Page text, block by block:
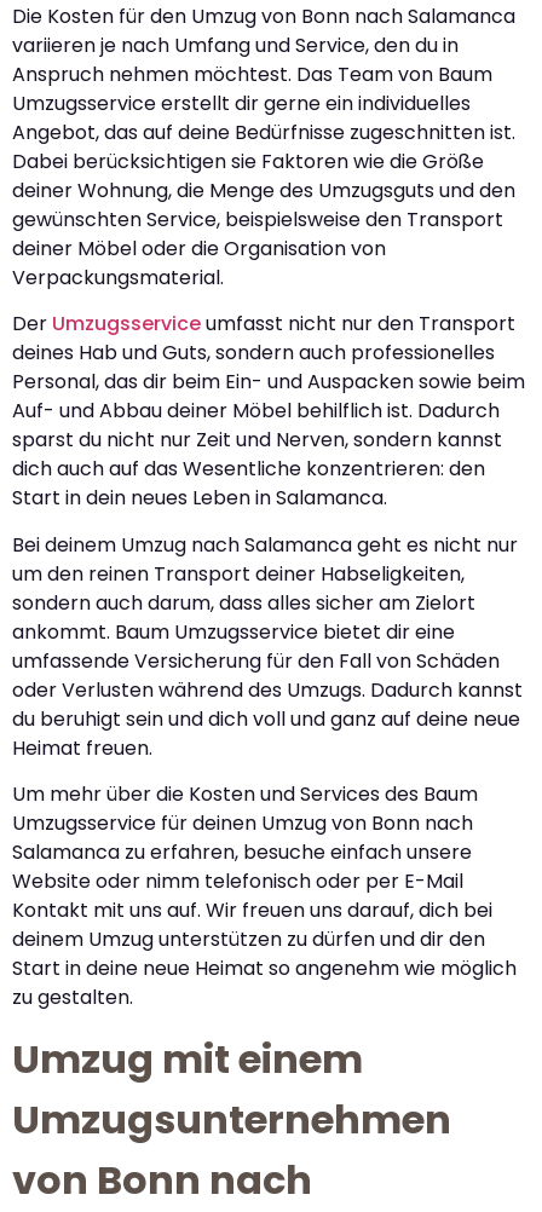
Die Kosten für den Umzug von Bonn nach Salamanca
variieren je nach Umfang und Service, den du in
Anspruch nehmen möchtest. Das Team von Baum
Umzugsservice erstellt dir gerne ein individuelles
Angebot, das auf deine Bedürfnisse zugeschnitten ist.
Dabei berücksichtigen sie Faktoren wie die Größe
deiner Wohnung, die Menge des Umzugsguts und den
gewünschten Service, beispielsweise den Transport
deiner Möbel oder die Organisation von
Verpackungsmaterial.
Der Umzugsserviceumfasst nicht nur den Transport
deines Hab und Guts, sondern auch professionelles
Personal, das dir beim Ein- und Auspacken sowie beim
Auf- und Abbau deiner Möbel behilflich ist. Dadurch
sparst du nicht nur Zeit und Nerven, sondern kannst
dich auch auf das Wesentliche konzentrieren: den
Start in dein neues Leben in Salamanca.
Bei deinem Umzug nach Salamanca geht es nicht nur
um den reinen Transport deiner Habseligkeiten,
sondern auch darum, dass alles sicher am Zielort
ankommt. Baum Umzugsservice bietet dir eine
umfassende Versicherung für den Fall von Schäden
oder Verlusten während des Umzugs. Dadurch kannst
du beruhigt sein und dich voll und ganz auf deine neue
Heimat freuen.
Um mehr über die Kosten und Services des Baum
Umzugsservice für deinen Umzug von Bonn nach
Salamanca zu erfahren, besuche einfach unsere
Website oder nimm telefonisch oder per E-Mail
Kontakt mit uns auf. Wir freuen uns darauf, dich bei
deinem Umzug unterstützen zu dürfen und dir den
Start in deine neue Heimat so angenehm wie möglich
zu gestalten.
Umzug mit einem
Umzugsunternehmen
von Bonn nach